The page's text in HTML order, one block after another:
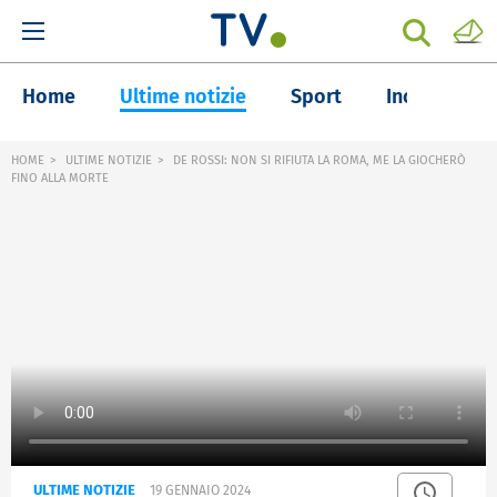
Home Ultime notizie Sport Inchieste
HOME ULTIME NOTIZIE
DE ROSSI: NON SI RIFIUTA LA ROMA, ME LA GIOCHERÒ
FINO ALLA MORTE
ULTIME NOTIZIE 19 GENNAIO 2024